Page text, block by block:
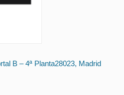
B – 4ª Planta28023, Madrid